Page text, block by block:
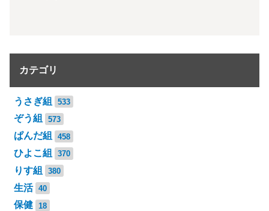
カテゴリ
うさぎ組 533
ぞう組 573
ぱんだ組 458
ひよこ組 370
りす組 380
生活 40
保健 18